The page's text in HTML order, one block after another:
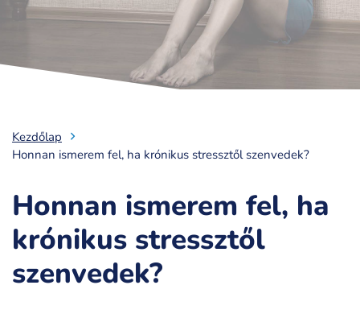
Kezdőlap
Honnan ismerem fel, ha krónikus stressztől szenvedek?
Honnan ismerem fel, ha
krónikus stressztől
szenvedek?